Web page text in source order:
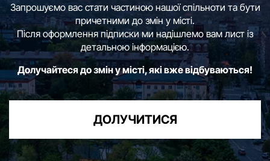
Запрошуємо вас стати частиною нашої спільноти та бути
причетними до змін у місті.
Після оформлення підписки ми надішлемо вам лист із
детальною інформацією.
Долучайтеся до змін у місті, які вже відбуваються!
ДОЛУЧИТИСЯ